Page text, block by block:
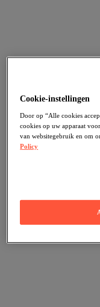
Cookie-instellingen
Door op “Alle cookies
cookies op uw apparaat
van websitegebruik en om
Policy